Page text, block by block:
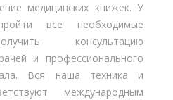
медицинских книжек. У
все необходимые
консультацию
и профессионального
Вся наша техника и
международным